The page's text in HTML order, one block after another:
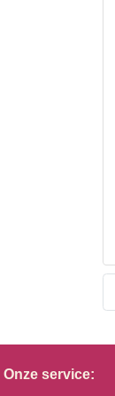
Onze service: